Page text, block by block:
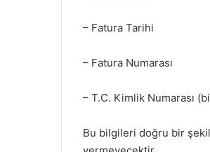
– Fatura Tarihi
– Fatura Numarası
– T.C. Kimlik Numarası
Bu bilgileri doğru bir